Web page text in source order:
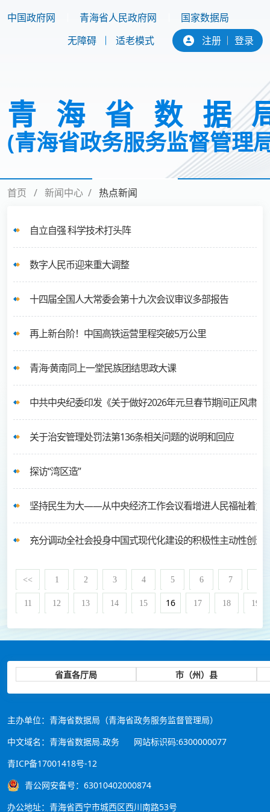
中国政府网 青海省人民政府网
国家数据局
无障碍
适老模式 注册 登录
青海省数据
(青海省政务服务监督管理
首页 新闻中心
互动交流 专题专栏
首页 新闻中心 热点新闻
自立自强 科学技术打头阵
数字人民币迎来重大调整
十四届全国人大常委会第十九次会议审议多部报告
再上新台阶！中国高铁运营里程突破5万公里
青海·黄南同上一堂民族团结思政大课
关于治安管理处罚法第136条相关问题的说明和回应
探访“湾区造”
坚持民生为大——从中央经济工作会议看增进人民福祉着力
充分调动全社会投身中国式现代化建设的积极性主动性创造
<< 1 2 3 4 5 6 7
11 12 13 14 15 16 17 18 19
省直各厅局 市（州）县
主办单位：青海省数据局（青海省政务服务监督管理局）
中文域名：青海省数据局.政务
网站标识码:6300000077
青ICP备17001418号-12
青公网安备号：63010402000874
办公地址：青海省西宁市城西区西川南路53号